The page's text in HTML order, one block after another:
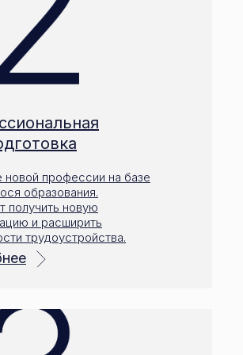
новой профессии на базе
образования.
получить новую
и расширить
трудоустройства.